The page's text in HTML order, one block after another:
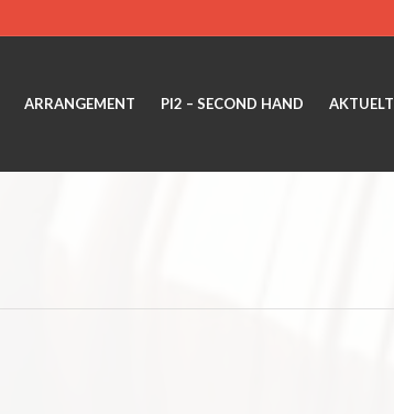
ARRANGEMENT PI2 – SECOND HAND AKTUELT